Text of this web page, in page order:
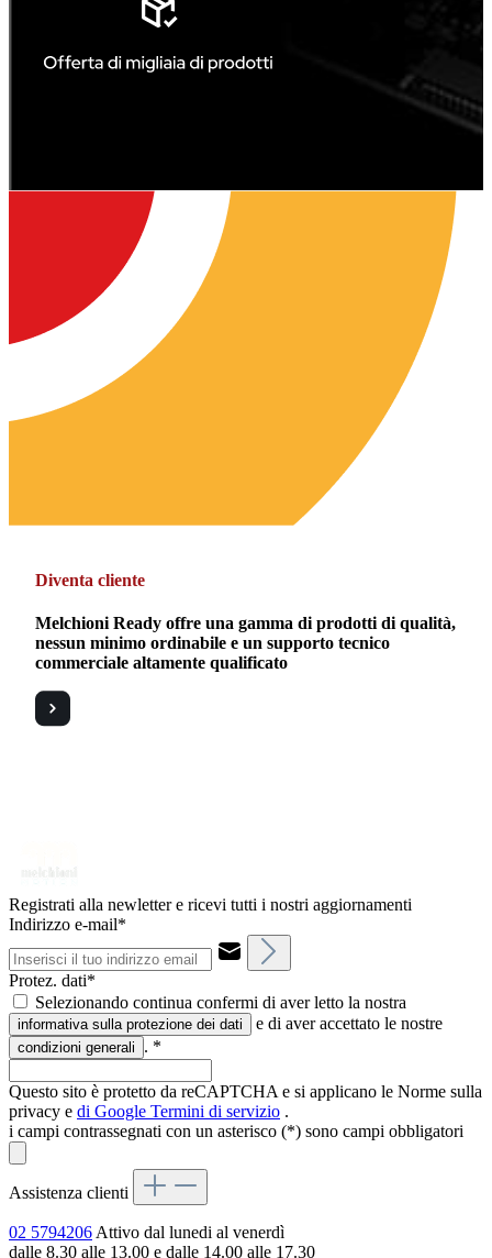
Diventa cliente
Melchioni Ready offre una gamma di prodotti di qualità,
nessun minimo ordinabile e un supporto tecnico
commerciale altamente qualificato
Registrati alla newletter e ricevi tutti i nostri aggiornamenti
Indirizzo e-mail*
Protez. dati*
Selezionando continua confermi di aver letto la nostra
informativa sulla protezione dei dati e di aver accettato le nostre
condizioni generali . *
Questo sito è protetto da reCAPTCHA e si applicano le Norme sulla
privacy e di Google Termini di servizio .
i campi contrassegnati con un asterisco (*) sono campi obbligatori
Assistenza clienti
02 5794206Attivo dal lunedi al venerdì
dalle 8.30 alle 13.00 e dalle 14.00 alle 17.30